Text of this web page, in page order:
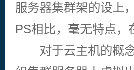
服务器集群架的设上
PS相比，毫无特点，
对于云主机的概念